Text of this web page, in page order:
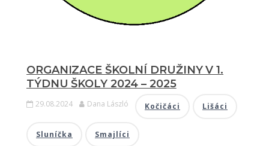
ORGANIZACE ŠKOLNÍ DRUŽINY V 1.
TÝDNU ŠKOLY 2024 – 2025
29.08.2024 Dana László Kočičáci Lišáci
Sluníčka Smajlíci